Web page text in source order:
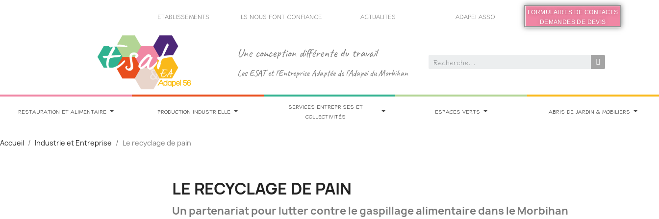
ETABLISSEMENTS ILS NOUS FONT CONFIANCE ACTUALITES ADAPEI ASSO
FORMULAIRES DE CONTACTS
DEMANDES DE DEVIS
Une conception différente du travail
Les ESAT et l'Entreprise Adaptée de l'Adapei du Morbihan
RESTAURATION ET ALIMENTAIRE PRODUCTION INDUSTRIELLE
SERVICES ENTREPRISES ET
COLLECTIVITÉS
ESPACES VERTS ABRIS DE JARDIN & MOBILIERS
Accueil Industrie et Entreprise Le recyclage de pain
LE RECYCLAGE DE PAIN
Un partenariat pour lutter contre le gaspillage alimentaire dans le Morbihan